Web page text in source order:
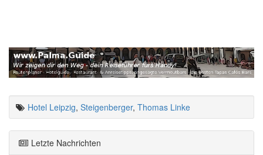
Hotel Leipzig, Steigenberger, Thomas Linke
Letzte Nachrichten